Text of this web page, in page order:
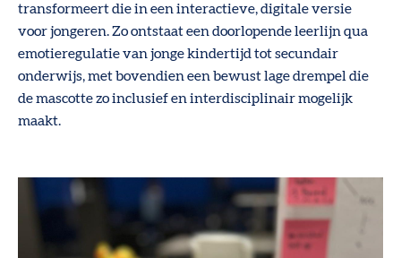
transformeert die in een interactieve, digitale versie
voor jongeren. Zo ontstaat een doorlopende leerlijn qua
emotieregulatie van jonge kindertijd tot secundair
onderwijs, met bovendien een bewust lage drempel die
de mascotte zo inclusief en interdisciplinair mogelijk
maakt.